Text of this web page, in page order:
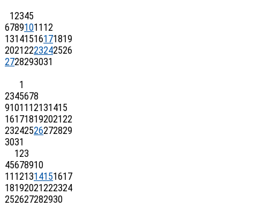
12345
67891011 12
13141516171819
20212223242526
2728293031
1
2345678
91011 12131415
16171819202122
23242526272829
3031
123
45678910
11 121314151617
18192021222324
252627282930